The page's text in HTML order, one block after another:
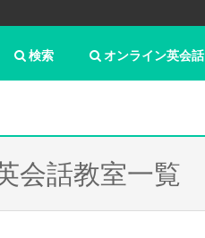
オンライン英会話
検索
会話教室一覧